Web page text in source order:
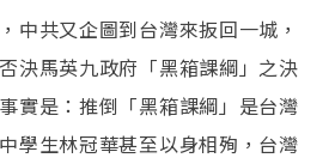
中共又企圖到台灣來扳回一城，
決馬英九政府「黑箱課綱」之決
實是：推倒「黑箱課綱」是台灣
學生林冠華甚至以身相殉，台灣